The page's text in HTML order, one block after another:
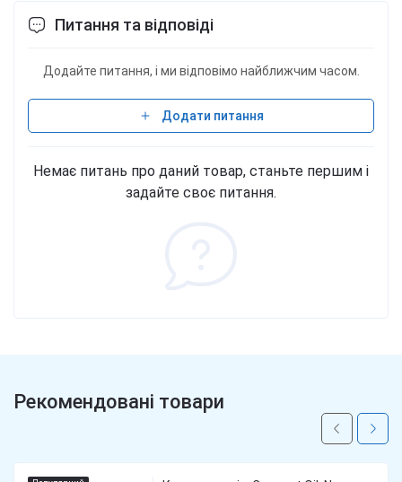
Питання та відповіді
Додайте питання, і ми відповімо найближчим часом.
Додати питання
Немає питань про даний товар, станьте першим і
задайте своє питання.
Рекомендовані товари